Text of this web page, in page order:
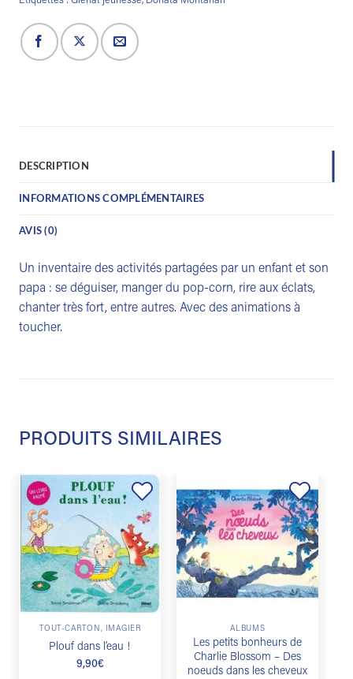
DESCRIPTION
INFORMATIONS COMPLÉMENTAIRES
AVIS (0)
Un inventaire des activités partagées par un enfant et son
papa : se déguiser, manger du pop-corn, rire aux éclats,
chanter très fort, entre autres. Avec des animations à
toucher.
PRODUITS SIMILAIRES
Ajouter
à la
liste de
souhaits
TOUT-CARTON, IMAGIER
Plouf dans l’eau !
9,90€
Ajouter
à la
liste de
souhaits
ALBUMS
Les petits bonheurs de
Charlie Blossom – Des
noeuds dans les cheveux